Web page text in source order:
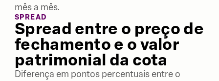
mês a mês.
SPREAD
Spread entre o preço de
fechamento e o valor
patrimonial da cota
Diferença em pontos percentuais entre o